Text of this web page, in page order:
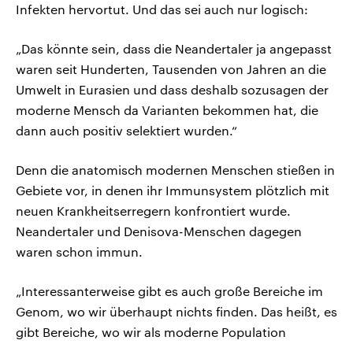
Infekten hervortut. Und das sei auch nur logisch:
„Das könnte sein, dass die Neandertaler ja angepasst
waren seit Hunderten, Tausenden von Jahren an die
Umwelt in Eurasien und dass deshalb sozusagen der
moderne Mensch da Varianten bekommen hat, die
dann auch positiv selektiert wurden.“
Denn die anatomisch modernen Menschen stießen in
Gebiete vor, in denen ihr Immunsystem plötzlich mit
neuen Krankheitserregern konfrontiert wurde.
Neandertaler und Denisova-Menschen dagegen
waren schon immun.
„Interessanterweise gibt es auch große Bereiche im
Genom, wo wir überhaupt nichts finden. Das heißt, es
gibt Bereiche, wo wir als moderne Population